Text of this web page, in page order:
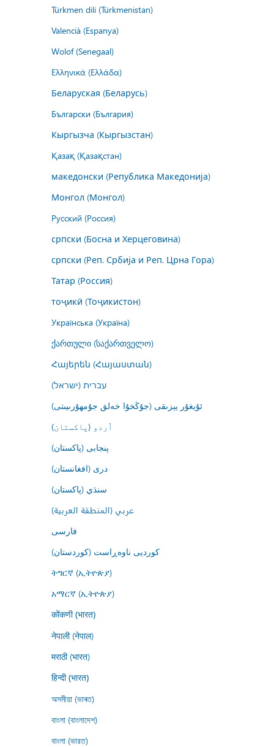
Türkmen dili (Türkmenistan)
Valencià (Espanya)
Wolof (Senegaal)
Ελληνικά (Ελλάδα)
Беларуская (Беларусь)
Български (България)
Кыргызча (Кыргызстан)
Қазақ (Қазақстан)
македонски (Република Македонија)
Монгол (Монгол)
Русский (Россия)
српски (Босна и Херцеговина)
српски (Реп. Србија и Реп. Црна Гора)
Татар (Россия)
тоҷикӣ (Тоҷикистон)
Українська (Україна)
ქართული (საქართველო)
Հայերեն (Հայաստան)
עברית (ישראל)
ئۇيغۇر يېزىقى (جۇڭخۇا خەلق جۇمھۇرىيىتى)
اُردو (پاکستان)
پنجابی (پاکستان)
درى (افغانستان)
سنڌي (پاکستان)
عربي (المنطقة العربية)
فارسى
کوردیی ناوەڕاست (کوردستان)
ትግርኛ (ኢትዮጵያ)
አማርኛ (ኢትዮጵያ)
कोंकणी (भारत)
नेपाली (नेपाल)
मराठी (भारत)
हिन्दी (भारत)
অসমীয়া (ভাৰত)
বাংলা (বাংলাদেশ)
বাংলা (ভারত)